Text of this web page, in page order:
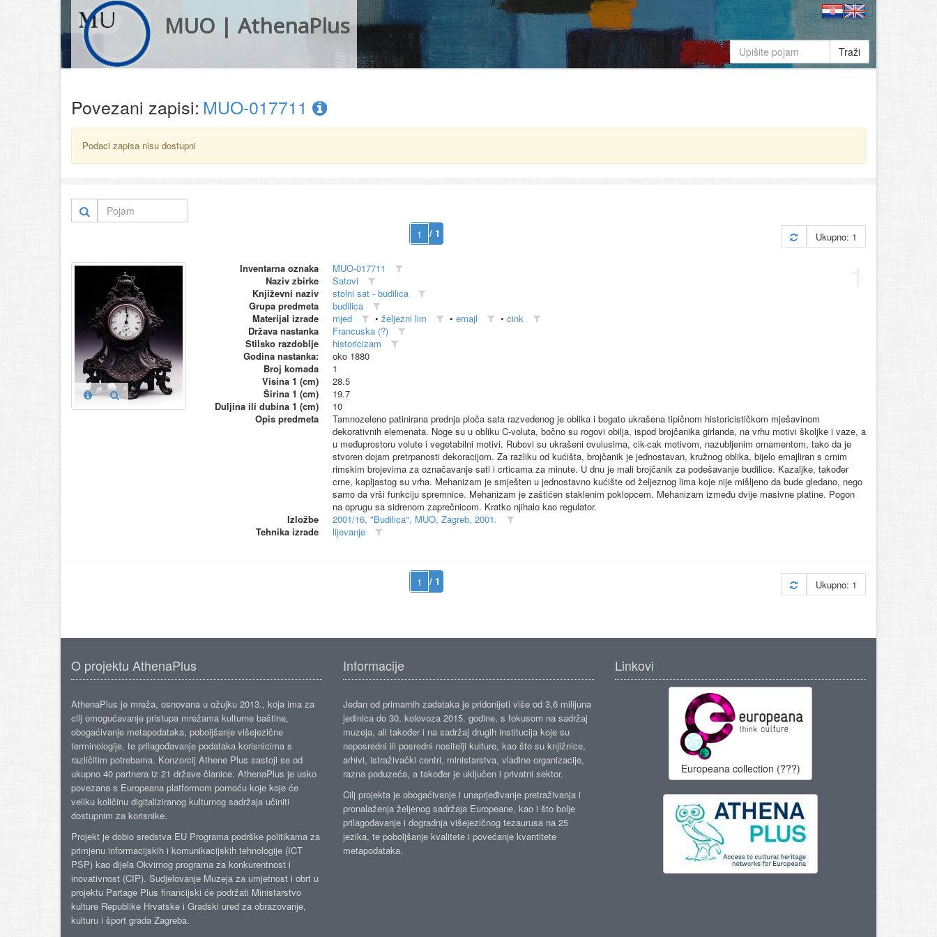
MUO | AthenaPlus
Traži
Povezani zapisi: MUO-017711
Podaci zapisa nisu dostupni
/ 1 Ukupno: 1
Inventarna oznaka
MUO-017711
Naziv zbirke
Satovi
Književni naziv
stolni sat - budilica
Grupa predmeta
budilica
Materijal izrade
mjed • željezni lim • emajl • cink
Država nastanka
Francuska (?)
Stilsko razdoblje
historicizam
Godina nastanka:
oko 1880
Broj komada
1
Visina 1 (cm)
28.5
Širina 1 (cm)
19.7
Duljina ili dubina 1 (cm)
10
Opis predmeta
Tamnozeleno patinirana prednja ploča sata razvedenog je oblika i bogato ukrašena tipičnom historicističkom mješavinom
dekorativnih elemenata. Noge su u obliku C-voluta, bočno su rogovi obilja, ispod brojčanika girlanda, na vrhu motivi školjke i vaze, a
u međuprostoru volute i vegetabilni motivi. Rubovi su ukrašeni ovulusima, cik-cak motivom, nazubljenim ornamentom, tako da je
stvoren dojam pretrpanosti dekoracijom. Za razliku od kućišta, brojčanik je jednostavan, kružnog oblika, bijelo emajliran s crnim
rimskim brojevima za označavanje sati i crticama za minute. U dnu je mali brojčanik za podešavanje budilice. Kazaljke, također
crne, kapljastog su vrha. Mehanizam je smješten u jednostavno kućište od željeznog lima koje nije mišljeno da bude gledano, nego
samo da vrši funkciju spremnice. Mehanizam je zaštićen staklenim poklopcem. Mehanizam između dvije masivne platine. Pogon
na oprugu sa sidrenom zaprečnicom. Kratko njihalo kao regulator.
Izložbe
2001/16, "Budilica", MUO, Zagreb, 2001.
Tehnika izrade
lijevanje
/ 1 Ukupno: 1
O projektu AthenaPlus
AthenaPlus je mreža, osnovana u ožujku 2013., koja ima za
cilj omogućavanje pristupa mrežama kulturne baštine,
obogaćivanje metapodataka, poboljšanje višejezične
terminologije, te prilagođavanje podataka korisnicima s
različitim potrebama. Konzorcij Athene Plus sastoji se od
ukupno 40 partnera iz 21 države članice. AthenaPlus je usko
povezana s Europeana platformom pomoću koje koje će
veliku količinu digitaliziranog kulturnog sadržaja učiniti
dostupnim za korisnike.
Projekt je dobio sredstva EU Programa podrške politikama za
primjenu informacijskih i komunikacijskih tehnologije (ICT
PSP) kao dijela Okvirnog programa za konkurentnost i
inovativnost (CIP). Sudjelovanje Muzeja za umjetnost i obrt u
projektu Partage Plus financijski će podržati Ministarstvo
kulture Republike Hrvatske i Gradski ured za obrazovanje,
kulturu i šport grada Zagreba.
Informacije
Jedan od primarnih zadataka je pridonijeti više od 3,6 milijuna
jedinica do 30. kolovoza 2015. godine, s fokusom na sadržaj
muzeja, ali također i na sadržaj drugih institucija koje su
neposredni ili posredni nositelji kulture, kao što su knjižnice,
arhivi, istraživački centri, ministarstva, vladine organizacije,
razna poduzeća, a također je uključen i privatni sektor.
Cilj projekta je obogaćivanje i unaprjeđivanje pretraživanja i
pronalaženja željenog sadržaja Europeane, kao i što bolje
prilagođavanje i dogradnja višejezičnog tezaurusa na 25
jezika, te poboljšanje kvalitete i povećanje kvantitete
metapodataka.
Linkovi
Europeana collection (???)